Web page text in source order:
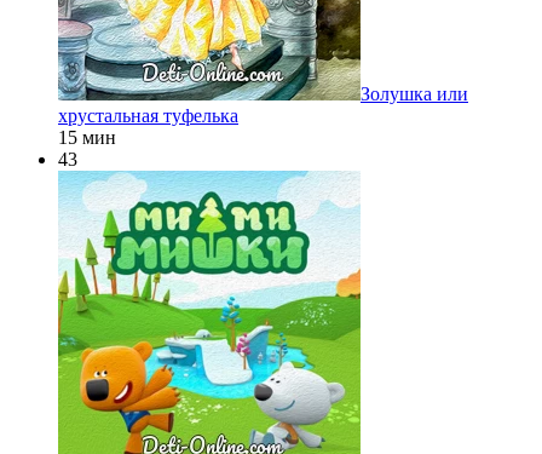
Золушка или
хрустальная туфелька
15 мин
43